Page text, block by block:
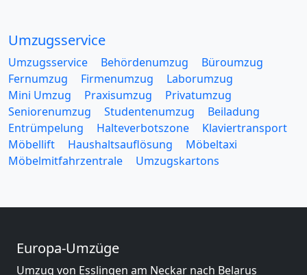
Umzugsservice
Umzugsservice Behördenumzug
Büroumzug
Fernumzug
Firmenumzug
Laborumzug
Mini Umzug
Praxisumzug
Privatumzug
Seniorenumzug
Studentenumzug
Beiladung
Entrümpelung
Halteverbotszone
Klaviertransport
Möbellift
Haushaltsauflösung
Möbeltaxi
Möbelmitfahrzentrale
Umzugskartons
Europa-Umzüge
Umzug von Esslingen am Neckar nach Belarus